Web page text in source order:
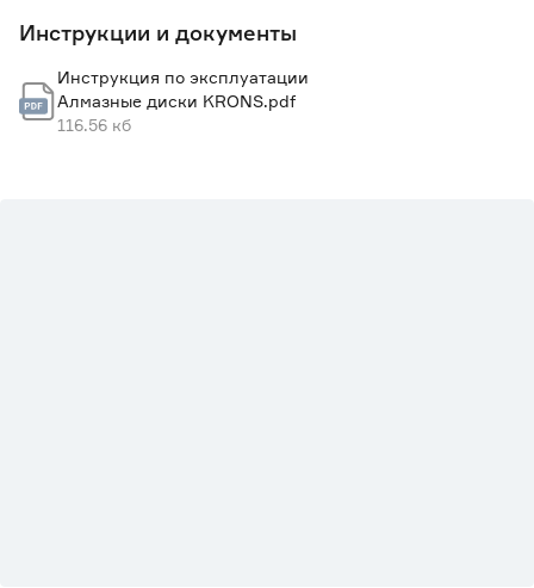
Марка GO/ON!
Страна производства Китай
Инструкции и документы
Инструкция по эксплуатации
Алмазные диски KRONS.pdf
116.56 кб